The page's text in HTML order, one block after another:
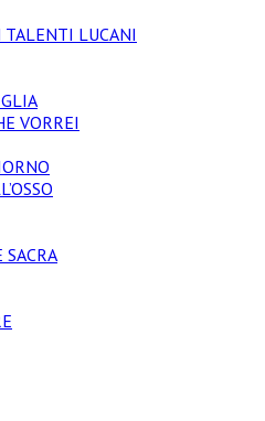
TALENTI LUCANI
VORREI
SACRA